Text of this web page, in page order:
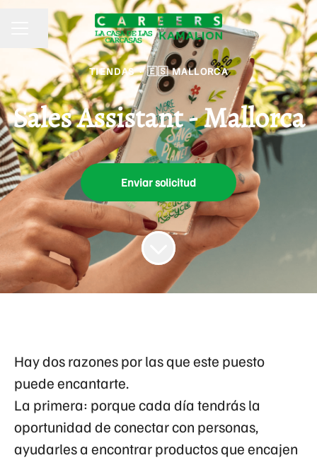
MENÚ DE EMPLEO
Compartir página
TIENDAS · 🇪🇸 MALLORCA
Sales Assistant - Mallorca
Enviar solicitud
Hay dos razones por las que este puesto
puede encantarte.
La primera: porque cada día tendrás la
oportunidad de conectar con personas,
ayudarles a encontrar productos que encajen